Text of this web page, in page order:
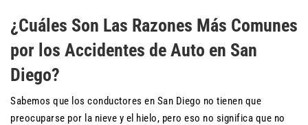
¿Cuáles Son Las Razones Más Comunes
por los Accidentes de Auto en San
Diego?
Sabemos que los conductores en San Diego no tienen que
preocuparse por la nieve y el hielo, pero eso no significa que no